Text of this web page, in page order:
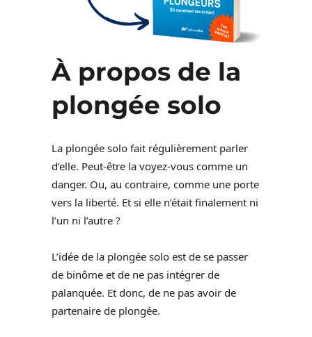
À propos de la
plongée solo
La plongée solo fait régulièrement parler
d’elle. Peut-être la voyez-vous comme un
danger. Ou, au contraire, comme une porte
vers la liberté. Et si elle n’était finalement ni
l’un ni l’autre ?
L’idée de la plongée solo est de se passer
de binôme et de ne pas intégrer de
palanquée. Et donc, de ne pas avoir de
partenaire de plongée.